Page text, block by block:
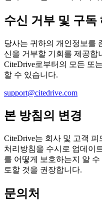
수신 거부 및 구독
당사는 귀하의 개인정보를
신을 거부할 기회를 제공합
CiteDrive로부터의 모든 또
할 수 있습니다.
support@citedrive.com
본 방침의 변경
CiteDrive는 회사 및 고객
처리방침을 수시로 업데이
를 어떻게 보호하는지 알
토할 것을 권장합니다.
문의처